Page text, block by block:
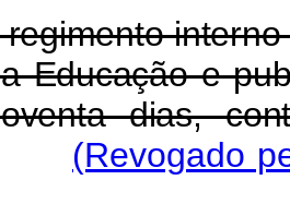
interno
Educação e
dias,
(Revogado